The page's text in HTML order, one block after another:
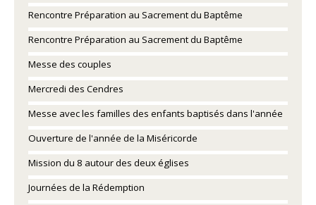
Rencontre Préparation au Sacrement du Baptême
Rencontre Préparation au Sacrement du Baptême
Messe des couples
Mercredi des Cendres
Messe avec les familles des enfants baptisés dans l'année
Ouverture de l'année de la Miséricorde
Mission du 8 autour des deux églises
Journées de la Rédemption